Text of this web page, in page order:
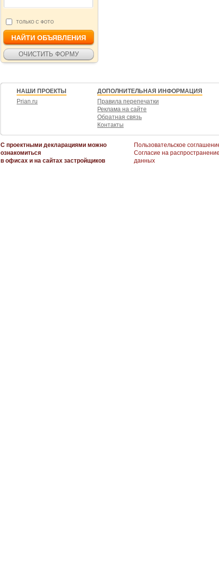
ТОЛЬКО С ФОТО
НАШИ ПРОЕКТЫ
Prian.ru
ДОПОЛНИТЕЛЬНАЯ ИНФОРМАЦИЯ
Правила перепечатки
Реклама на сайте
Обратная связь
Контакты
С проектными декларациями можно
ознакомиться
в офисах и на сайтах застройщиков
Пользовательское
Согласие на
данных